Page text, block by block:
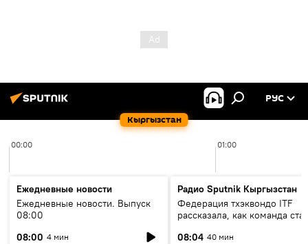
Кыргызстан
РУС
00:00 01:00
Ежедневные новости
Ежедневные новости. Выпуск
08:00
08:00 4 мин
Радио Sputnik Кыргызстан
Федерация тхэквондо ITF
рассказала, как команда
08:04 40 мин